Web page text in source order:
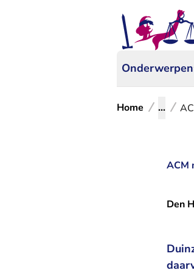
Onderwerpen
Home ...
ACM
Den